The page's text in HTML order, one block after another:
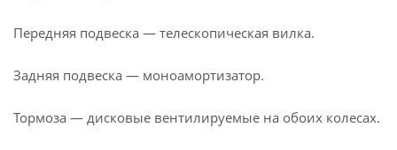
Передняя подвеска — телескопическая вилка.
Задняя подвеска — моноамортизатор.
Тормоза — дисковые вентилируемые на обоих колесах.